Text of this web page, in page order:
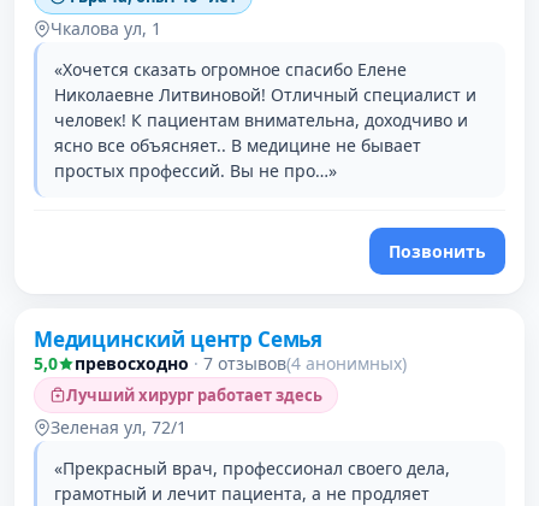
Чкалова ул, 1
«Хочется сказать огромное спасибо Елене
Николаевне Литвиновой! Отличный специалист и
человек! К пациентам внимательна, доходчиво и
ясно все объясняет.. В медицине не бывает
простых профессий. Вы не про…»
Позвонить
Медицинский центр Семья
5,0 превосходно · 7 отзывов(4 анонимных)
Лучший хирург работает здесь
Зеленая ул, 72/1
«Прекрасный врач, профессионал своего дела,
грамотный и лечит пациента, а не продляет